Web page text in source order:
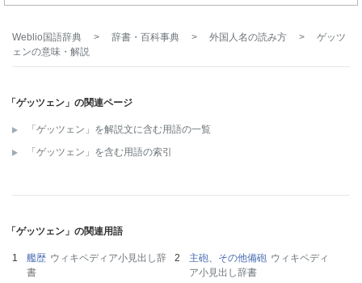
Weblio国語辞典 > 辞書・百科事典 > 外国人名の読み方 >
ゲッツ
ェンの意味・解説
「ゲッツェン」の関連ページ
「ゲッツェン」を解説文に含む用語の一覧
「ゲッツェン」を含む用語の索引
「ゲッツェン」の関連用語
艦歴 ウィキペディア小見出し辞
書
主砲、その他備砲 ウィキペディ
ア小見出し辞書